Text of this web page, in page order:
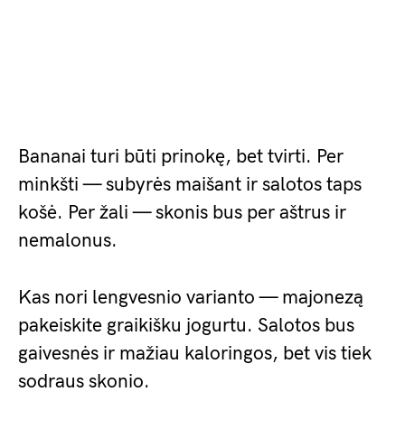
Bananai turi būti prinokę, bet tvirti. Per
minkšti — subyrės maišant ir salotos taps
košė. Per žali — skonis bus per aštrus ir
nemalonus.
Kas nori lengvesnio varianto — majonezą
pakeiskite graikišku jogurtu. Salotos bus
gaivesnės ir mažiau kaloringos, bet vis tiek
sodraus skonio.